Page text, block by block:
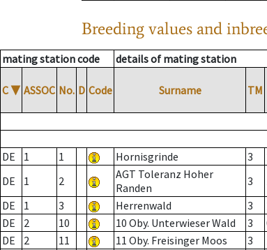
Breeding values and
mating station code details of mating station
C ▼ ASSOC No. D Code Surname TM
DE
1 1 Hornisgrinde 3
DE
1 2
AGT Toleranz Hoher
Randen
3
DE
1 3 Herrenwald 3
DE
2 10 10 Oby. Unterwieser Wald 3
DE
2 11 11 Oby. Freisinger Moos 3